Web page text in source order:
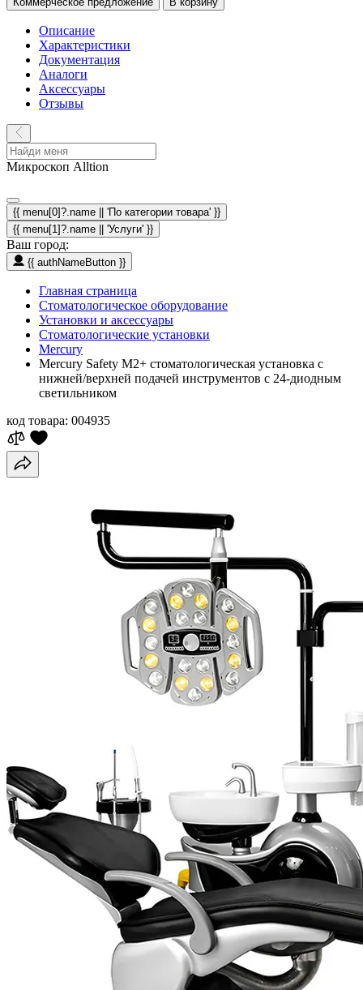
Описание
Характеристики
Документация
Аналоги
Аксессуары
Отзывы
Микроскоп Alltion
{{ menu[0]?.name || 'По категории товара' }}
{{ menu[1]?.name || 'Услуги' }}
Ваш город:
{{ authNameButton }}
Главная страница
Стоматологическое оборудование
Установки и аксессуары
Стоматологические установки
Mercury
Mercury Safety M2+ стоматологическая установка с
нижней/верхней подачей инструментов с 24-диодным
светильником
код товара: 004935